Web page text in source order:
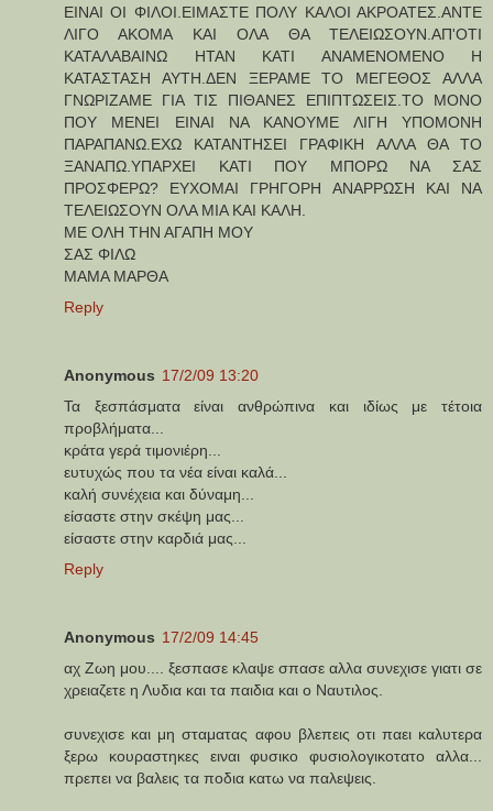
ΕΙΝΑΙ ΟΙ ΦΙΛΟΙ.ΕΙΜΑΣΤΕ ΠΟΛΥ ΚΑΛΟΙ ΑΚΡΟΑΤΕΣ.ΑΝΤΕ
ΛΙΓΟ ΑΚΟΜΑ ΚΑΙ ΟΛΑ ΘΑ ΤΕΛΕΙΩΣΟΥΝ.ΑΠ'ΟΤΙ
ΚΑΤΑΛΑΒΑΙΝΩ ΗΤΑΝ ΚΑΤΙ ΑΝΑΜΕΝΟΜΕΝΟ Η
ΚΑΤΑΣΤΑΣΗ ΑΥΤΗ.ΔΕΝ ΞΕΡΑΜΕ ΤΟ ΜΕΓΕΘΟΣ ΑΛΛΑ
ΓΝΩΡΙΖΑΜΕ ΓΙΑ ΤΙΣ ΠΙΘΑΝΕΣ ΕΠΙΠΤΩΣΕΙΣ.ΤΟ ΜΟΝΟ
ΠΟΥ ΜΕΝΕΙ ΕΙΝΑΙ ΝΑ ΚΑΝΟΥΜΕ ΛΙΓΗ ΥΠΟΜΟΝΗ
ΠΑΡΑΠΑΝΩ.ΕΧΩ ΚΑΤΑΝΤΗΣΕΙ ΓΡΑΦΙΚΗ ΑΛΛΑ ΘΑ ΤΟ
ΞΑΝΑΠΩ.ΥΠΑΡΧΕΙ ΚΑΤΙ ΠΟΥ ΜΠΟΡΩ ΝΑ ΣΑΣ
ΠΡΟΣΦΕΡΩ? ΕΥΧΟΜΑΙ ΓΡΗΓΟΡΗ ΑΝΑΡΡΩΣΗ ΚΑΙ ΝΑ
ΤΕΛΕΙΩΣΟΥΝ ΟΛΑ ΜΙΑ ΚΑΙ ΚΑΛΗ.
ΜΕ ΟΛΗ ΤΗΝ ΑΓΑΠΗ ΜΟΥ
ΣΑΣ ΦΙΛΩ
ΜΑΜΑ ΜΑΡΘΑ
Reply
Anonymous 17/2/09 13:20
Τα ξεσπάσματα είναι ανθρώπινα και ιδίως με τέτοια
προβλήματα...
κράτα γερά τιμονιέρη...
ευτυχώς που τα νέα είναι καλά...
καλή συνέχεια και δύναμη...
είσαστε στην σκέψη μας...
είσαστε στην καρδιά μας...
Reply
Anonymous 17/2/09 14:45
αχ Ζωη μου.... ξεσπασε κλαψε σπασε αλλα συνεχισε γιατι σε
χρειαζετε η Λυδια και τα παιδια και ο Ναυτιλος.
συνεχισε και μη σταματας αφου βλεπεις οτι παει καλυτερα
ξερω κουραστηκες ειναι φυσικο φυσιολογικοτατο αλλα...
πρεπει να βαλεις τα ποδια κατω να παλεψεις.